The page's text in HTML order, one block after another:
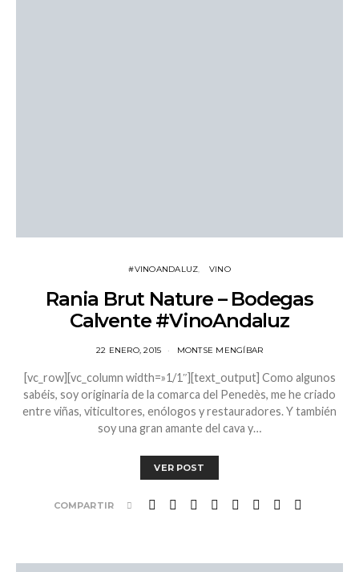
#VINOANDALUZ VINO
Rania Brut Nature – Bodegas
Calvente #VinoAndaluz
22 ENERO, 2015 MONTSE MENGÍBAR
[vc_row][vc_column width=»1/1″][text_output] Como algunos
sabéis, soy originaria de la comarca del Penedès, me he criado
entre viñas, viticultores, enólogos y restauradores. Y también
soy una gran amante del cava y…
VER POST
COMPARTIR